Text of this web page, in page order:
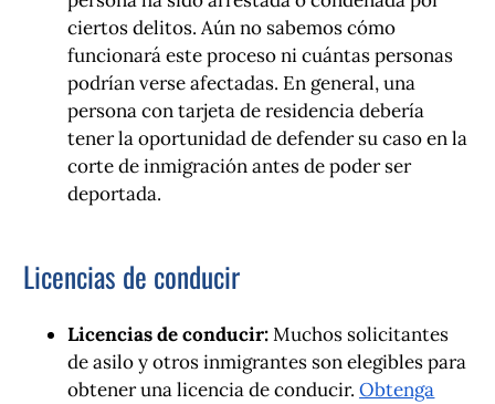
ciertos delitos. Aún no sabemos cómo
funcionará este proceso ni cuántas personas
podrían verse afectadas. En general, una
persona con tarjeta de residencia debería
tener la oportunidad de defender su caso en la
corte de inmigración antes de poder ser
deportada.
Licencias de conducir
Licencias de conducir:Muchos solicitantes
de asilo y otros inmigrantes son elegibles para
obtener una licencia de conducir.Obtenga